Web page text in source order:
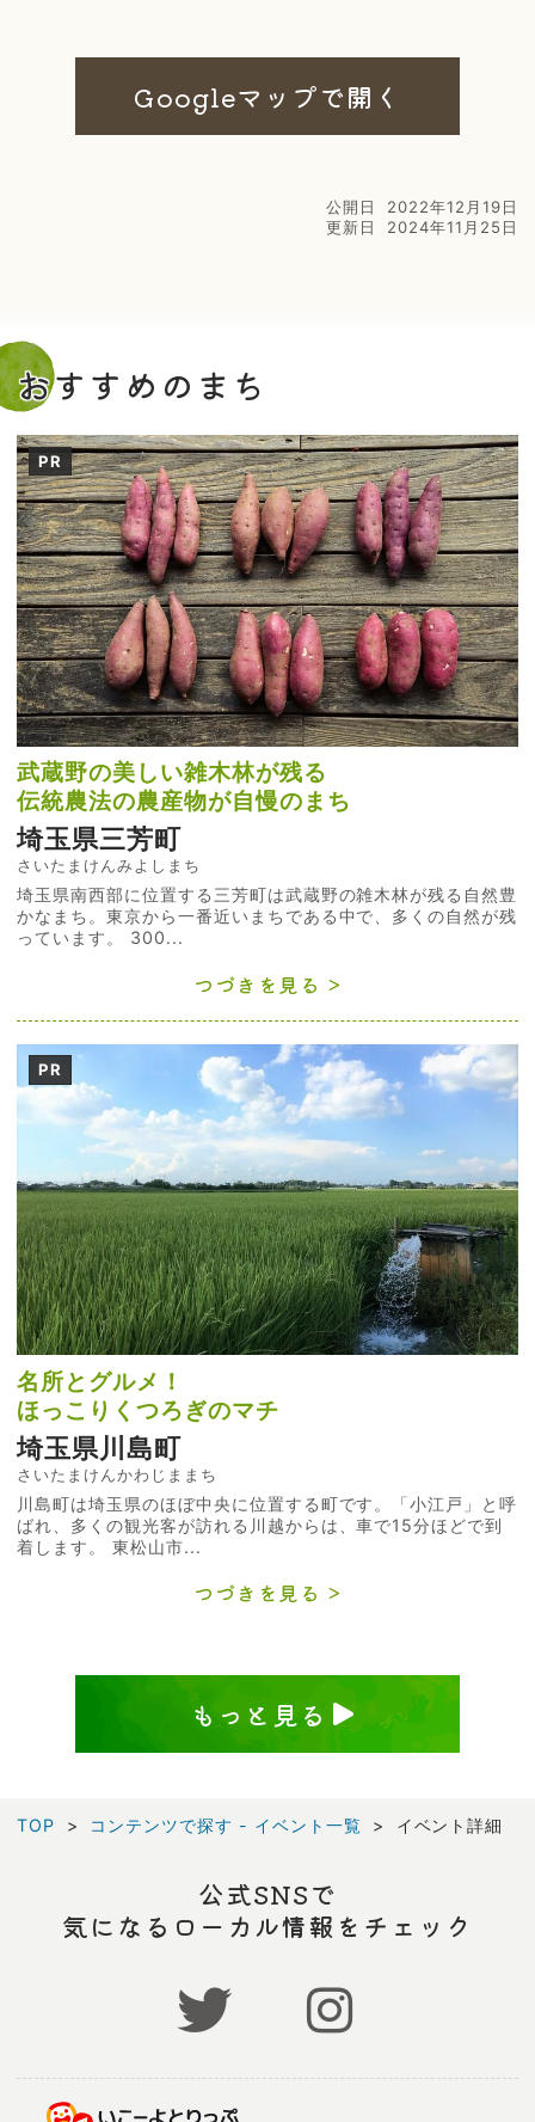
Googleマップで開く
公開日
2022年12月19日
更新日
2024年11月25日
おすすめのまち
PR
武蔵野の美しい雑木林が残る
伝統農法の農産物が自慢のまち
埼玉県三芳町
さいたまけんみよしまち
埼玉県南西部に位置する三芳町は武蔵野の雑木林が残る自然豊
かなまち。東京から一番近いまちである中で、多くの自然が残
っています。 300...
つづきを見る
PR
名所とグルメ！
ほっこりくつろぎのマチ
埼玉県川島町
さいたまけんかわじままち
川島町は埼玉県のほぼ中央に位置する町です。「小江戸」と呼
ばれ、多くの観光客が訪れる川越からは、車で15分ほどで到
着します。 東松山市...
つづきを見る
もっと見る
TOP コンテンツで探す - イベント一覧 イベント詳細
公式SNSで
気になるローカル情報をチェック